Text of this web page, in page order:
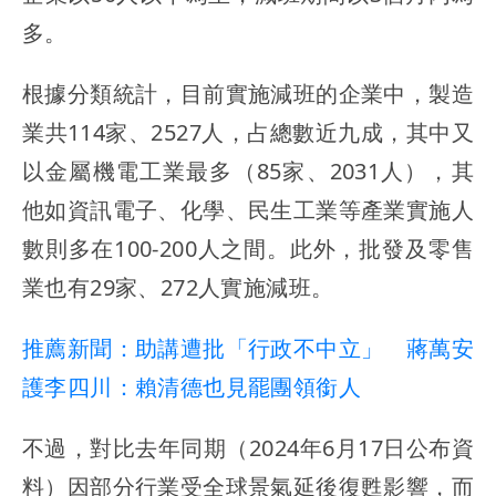
多。
根據分類統計，目前實施減班的企業中，製造
業共114家、2527人，占總數近九成，其中又
以金屬機電工業最多（85家、2031人），其
他如資訊電子、化學、民生工業等產業實施人
數則多在100-200人之間。此外，批發及零售
業也有29家、272人實施減班。
推薦新聞：助講遭批「行政不中立」 蔣萬安
護李四川：賴清德也見罷團領銜人
不過，對比去年同期（2024年6月17日公布資
料）因部分行業受全球景氣延後復甦影響，而